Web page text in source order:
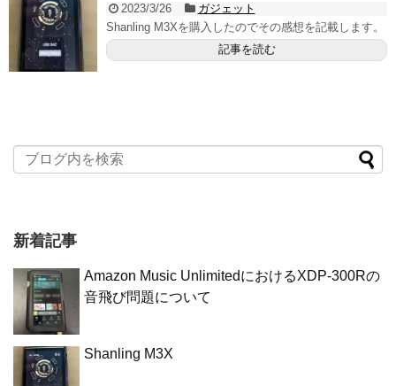
2023/3/26
ガジェット
Shanling M3Xを購入したのでその感想を記載します。
記事を読む
新着記事
Amazon Music UnlimitedにおけるXDP-300Rの
音飛び問題について
Shanling M3X